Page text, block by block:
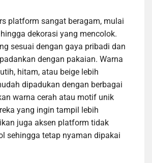
platform sangat beragam, mulai
dekorasi yang mencolok.
sesuai dengan gaya pribadi dan
dengan pakaian. Warna
hitam, atau beige lebih
dipadukan dengan berbagai
warna cerah atau motif unik
yang ingin tampil lebih
juga aksen platform tidak
sehingga tetap nyaman dipakai